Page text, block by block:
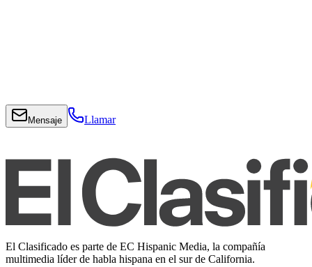
Mensaje Llamar
El Clasificado es parte de EC Hispanic Media, la compañía
multimedia líder de habla hispana en el sur de California.